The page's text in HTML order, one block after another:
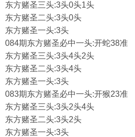
东方赌圣三头:3头0头1头
东方赌圣二头:3头0头
东方赌圣一头:3头
084期东方赌圣必中一头:开蛇38准
东方赌圣三头:3头4头2头
东方赌圣二头:3头4头
东方赌圣一头:3头
083期东方赌圣必中一头:开猴23准
东方赌圣三头:3头2头4头
东方赌圣二头:3头2头
东方赌圣一头:3头